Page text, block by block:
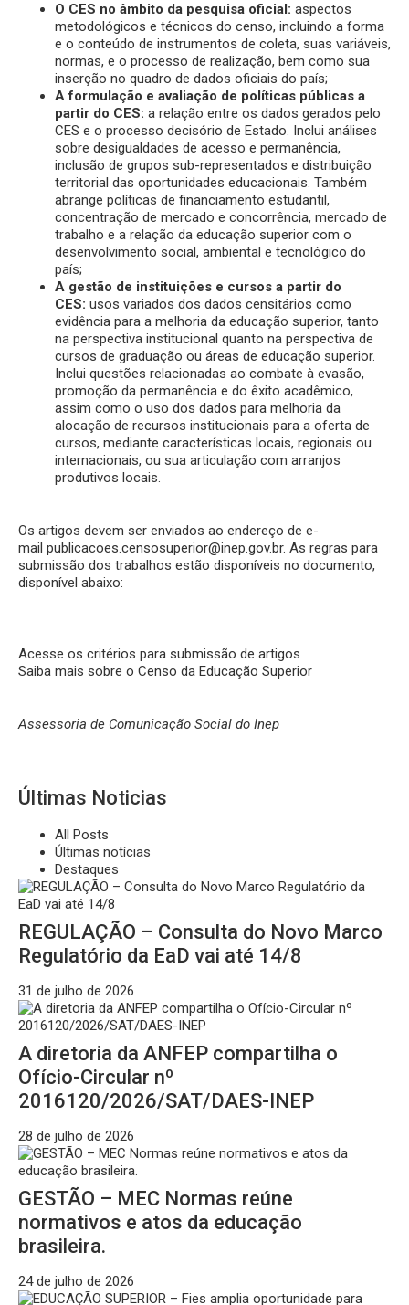
O CES no âmbito da pesquisa oficial: aspectos
metodológicos e técnicos do censo, incluindo a forma
e o conteúdo de instrumentos de coleta, suas variáveis,
normas, e o processo de realização, bem como sua
inserção no quadro de dados oficiais do país;
A formulação e avaliação de políticas públicas a
partir do CES: a relação entre os dados gerados pelo
CES e o processo decisório de Estado. Inclui análises
sobre desigualdades de acesso e permanência,
inclusão de grupos sub-representados e distribuição
territorial das oportunidades educacionais. Também
abrange políticas de financiamento estudantil,
concentração de mercado e concorrência, mercado de
trabalho e a relação da educação superior com o
desenvolvimento social, ambiental e tecnológico do
país;
A gestão de instituições e cursos a partir do
CES: usos variados dos dados censitários como
evidência para a melhoria da educação superior, tanto
na perspectiva institucional quanto na perspectiva de
cursos de graduação ou áreas de educação superior.
Inclui questões relacionadas ao combate à evasão,
promoção da permanência e do êxito acadêmico,
assim como o uso dos dados para melhoria da
alocação de recursos institucionais para a oferta de
cursos, mediante características locais, regionais ou
internacionais, ou sua articulação com arranjos
produtivos locais.
Os artigos devem ser enviados ao endereço de e-
mail publicacoes.censosuperior@inep.gov.br. As regras para
submissão dos trabalhos estão disponíveis no documento,
disponível abaixo:
Acesse os critérios para submissão de artigos
Saiba mais sobre o Censo da Educação Superior
Assessoria de Comunicação Social do Inep
Últimas Noticias
All Posts
Últimas notícias
Destaques
REGULAÇÃO – Consulta do Novo Marco
Regulatório da EaD vai até 14/8
31 de julho de 2026
A diretoria da ANFEP compartilha o
Ofício-Circular nº
2016120/2026/SAT/DAES-INEP
28 de julho de 2026
GESTÃO – MEC Normas reúne
normativos e atos da educação
brasileira.
24 de julho de 2026